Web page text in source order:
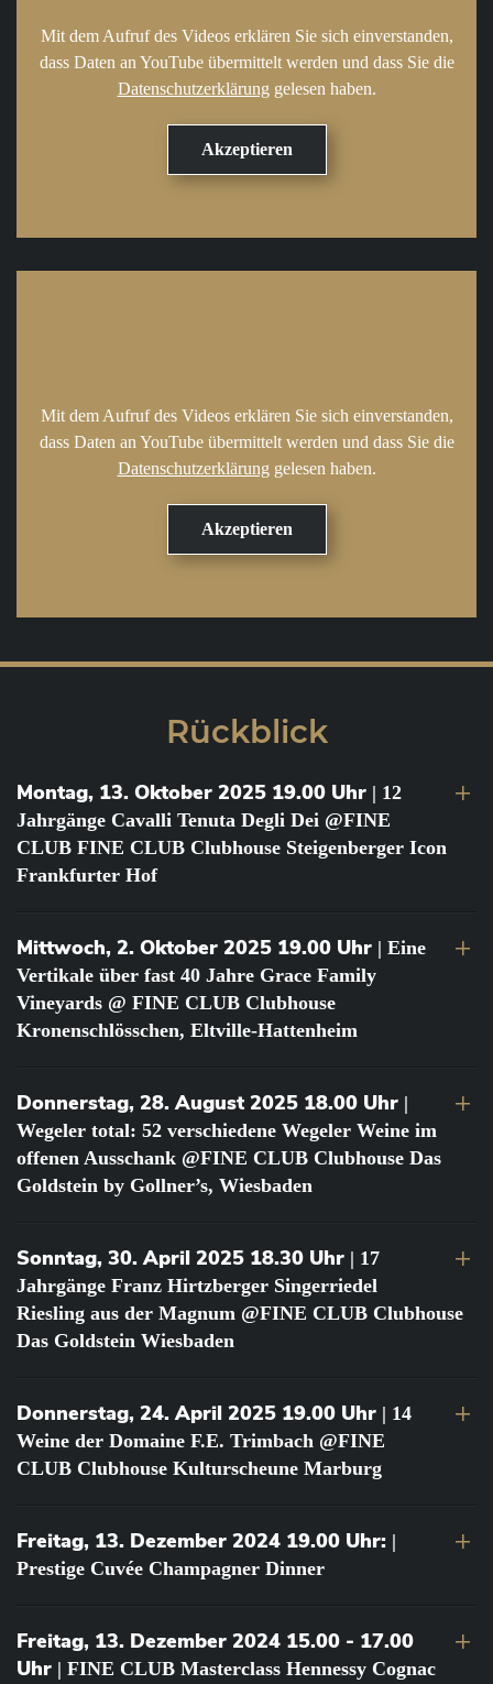
Mit dem Aufruf des Videos erklären Sie sich einverstanden,
dass Daten an YouTube übermittelt werden und dass Sie die
Datenschutzerklärung gelesen haben.
Mit dem Aufruf des Videos erklären Sie sich einverstanden,
dass Daten an YouTube übermittelt werden und dass Sie die
Datenschutzerklärung gelesen haben.
Rückblick
Montag, 13. Oktober 2025 19.00 Uhr | 12
Jahrgänge Cavalli Tenuta Degli Dei @FINE
CLUB FINE CLUB Clubhouse Steigenberger Icon
Frankfurter Hof
Mittwoch, 2. Oktober 2025 19.00 Uhr | Eine
Vertikale über fast 40 Jahre Grace Family
Vineyards @ FINE CLUB Clubhouse
Kronenschlösschen, Eltville-Hattenheim
Donnerstag, 28. August 2025 18.00 Uhr |
Wegeler total: 52 verschiedene Wegeler Weine im
offenen Ausschank @FINE CLUB Clubhouse Das
Goldstein by Gollner’s, Wiesbaden
Sonntag, 30. April 2025 18.30 Uhr | 17
Jahrgänge Franz Hirtzberger Singerriedel
Riesling aus der Magnum @FINE CLUB Clubhouse
Das Goldstein Wiesbaden
Donnerstag, 24. April 2025 19.00 Uhr | 14
Weine der Domaine F.E. Trimbach @FINE
CLUB Clubhouse Kulturscheune Marburg
Freitag, 13. Dezember 2024 19.00 Uhr: |
Prestige Cuvée Champagner Dinner
Freitag, 13. Dezember 2024 15.00 - 17.00
Uhr | FINE CLUB Masterclass Hennessy Cognac